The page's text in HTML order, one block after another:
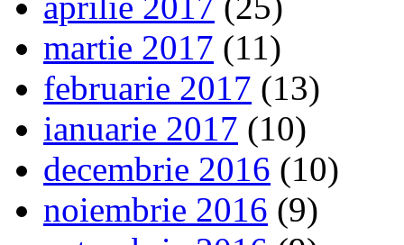
martie 2017 (11)
februarie 2017 (13)
ianuarie 2017 (10)
decembrie 2016 (10)
noiembrie 2016 (9)